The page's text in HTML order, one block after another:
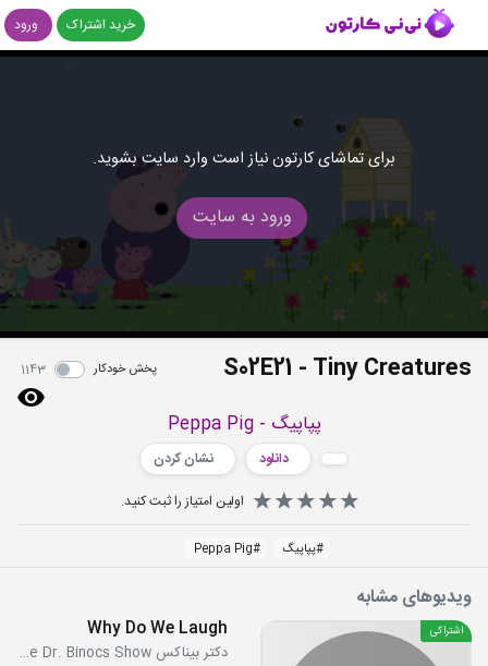
خرید اشتراک ورود
برای تماشای کارتون نیاز است وارد سایت بشوید.
ورود به سایت
S02E21 - Tiny Creatures پخش خودکار 1143
پپاپیگ - Peppa Pig
دانلود
نشان کردن
اولین امتیاز را ثبت کنید.
#پپاپیگ #
Peppa Pig
ویدیوهای مشابه
اشتراکی Why Do We Laugh
دکتر بیناکس The Dr. Binocs Show